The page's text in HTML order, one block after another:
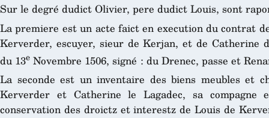
Sur le degré dudict Olivier, pere dudict Louis, sont
La premiere est un acte faict en execution du contrat
Kerverder, escuyer, sieur de Kerjan, et de Catherine
du 13e Novembre 1506, signé : du Drenec, passe et
La seconde est un inventaire des biens meubles et
Kerverder et Catherine le Lagadec, sa compagne
conservation des droictz et interestz de Louis de